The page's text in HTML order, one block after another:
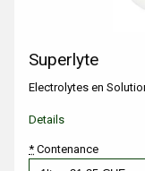
Superlyte
Electrolytes en
Details
* Contenance